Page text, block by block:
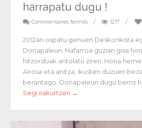
harrapatu dugu !
Commentaires fermés / 1217 /
2012an ospatu genuen Deskonkista
Donapaleun. Nafarroa guzian gisa
hitzorduak antolatu ziren. Hona
Airosa eta anitza, ikusten duzuen
berantago, Donapaleun dugu berriz
Segi irakurtzen →